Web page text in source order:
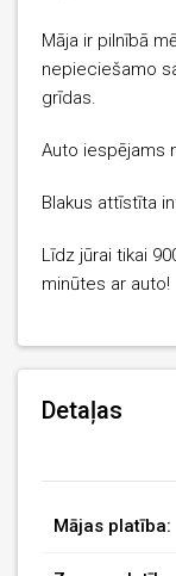
Māja ir pilnībā
nepieciešamo
grīdas.
Auto iespējams
Blakus attīstīta
Līdz jūrai tikai
minūtes ar auto!
Detaļas
Mājas platība: